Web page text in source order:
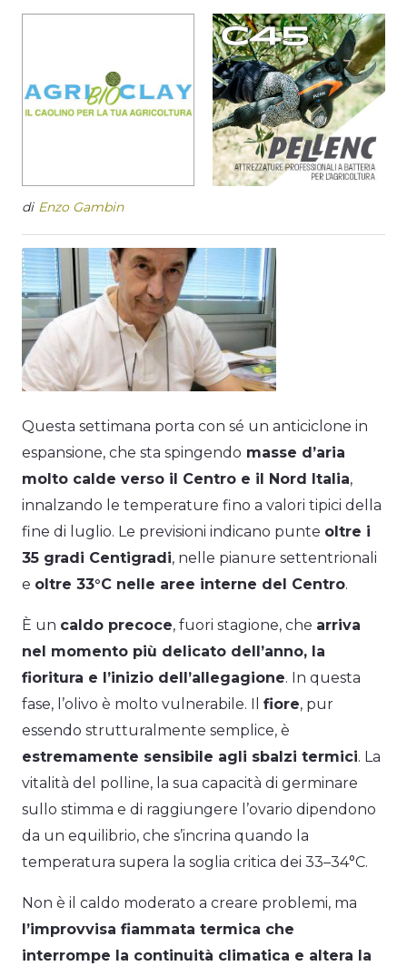
di Enzo Gambin
Questa settimana porta con sé un anticiclone in
espansione, che sta spingendo masse d’aria
molto calde verso il Centro e il Nord Italia,
innalzando le temperature fino a valori tipici della
fine di luglio. Le previsioni indicano punte oltre i
35 gradi Centigradi, nelle pianure settentrionali
e oltre 33°C nelle aree interne del Centro.
È un caldo precoce, fuori stagione, che arriva
nel momento più delicato dell’anno, la
fioritura e l’inizio dell’allegagione. In questa
fase, l’olivo è molto vulnerabile. Il fiore, pur
essendo strutturalmente semplice, è
estremamente sensibile agli sbalzi termici. La
vitalità del polline, la sua capacità di germinare
sullo stimma e di raggiungere l’ovario dipendono
da un equilibrio, che s’incrina quando la
temperatura supera la soglia critica dei 33–34°C.
Non è il caldo moderato a creare problemi, ma
l’improvvisa fiammata termica che
interrompe la continuità climatica e altera la